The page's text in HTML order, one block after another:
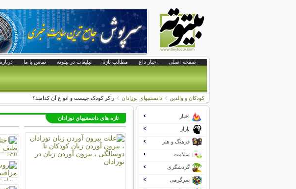
صفحه اصلی اخبار داغ مطالب تازه تبلیغات در بیتوته تماس با ما
کودکان و والدین دانستنيهاي نوزادان راکر کودک چیست و انواع آن کدامند؟
تازه های دانستنيهاي نوزادان اخبار
بازار
فرهنگ و هنر
سلامت
گردشگری
سرگرمی